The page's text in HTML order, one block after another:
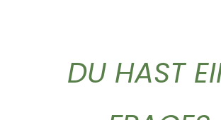
DU HAST